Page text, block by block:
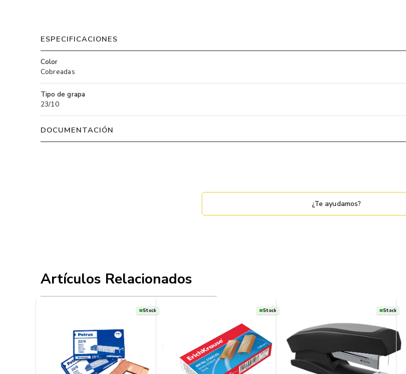
ESPECIFICACIONES
Color
Cobreadas
Tipo de grapa
23/10
DOCUMENTACIÓN
¿Te ayudamos?
Artículos Relacionados
Stock Stock Stock